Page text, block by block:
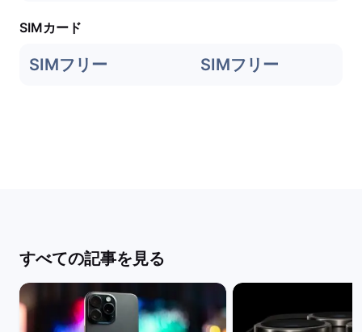
SIMカード
SIMフリー SIMフリー
すべての記事を見る